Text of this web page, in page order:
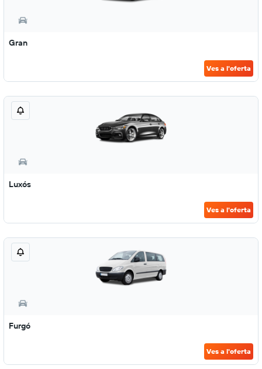
Gran
Ves a l'oferta
Luxós
Ves a l'oferta
Furgó
Ves a l'oferta